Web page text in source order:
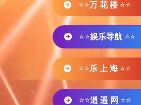
⭐⭐万 花 楼 ⭐⭐
⭐⭐娱乐导航 ⭐⭐
⭐⭐乐 上 海 ⭐⭐
⭐⭐逍 遥 网 ⭐⭐